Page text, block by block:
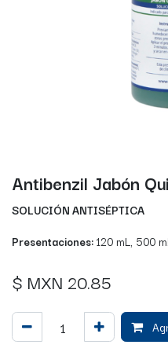
Antibenzil Jabón
SOLUCIÓN ANTISÉPTICA
Presentaciones:120 mL, 500
$ MXN 20.85